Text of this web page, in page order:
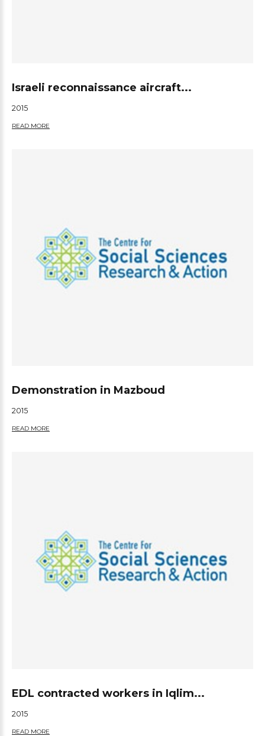
Israeli reconnaissance aircraft...
2015
READ MORE
Demonstration in Mazboud
2015
READ MORE
EDL contracted workers in Iqlim...
2015
READ MORE